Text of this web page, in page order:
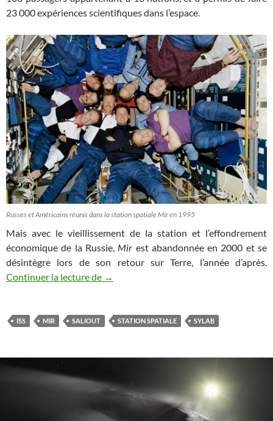
23 000 expériences scientifiques dans l’espace.
Russes et Américains réunis dans la station spatiale Mir en 1995
Mais avec le vieillissement de la station et l’effondrement
économique de la Russie, Mir est abandonnée en 2000 et se
désintègre lors de son retour sur Terre, l’année d’après.
Continuer la lecture de
Les Chroniques de l’espace illustrées
→
ISS MIR SALIOUT STATION SPATIALE SYLAB